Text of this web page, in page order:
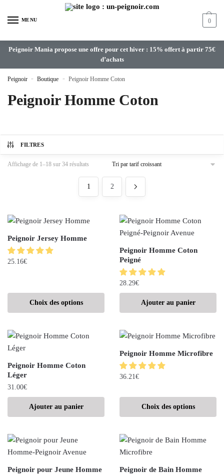
MENU 0
Peignoir Mania propose une offre pour cet hiver : 15% offert à partir 75€
d’achats
Peignoir » Boutique » Peignoir Homme Coton
Peignoir Homme Coton
FILTRES
Affichage de 1–18 sur 34 résultats
1 2
Peignoir Jersey Homme
25.16€
Choix des options
Peignoir Homme Coton
Peigné
28.29€
Ajouter au panier
Peignoir Homme Coton
Léger
31.00€
Ajouter au panier
Peignoir Homme Microfibre
36.21€
Choix des options
Peignoir pour Jeune Homme
Peignoir de Bain Homme